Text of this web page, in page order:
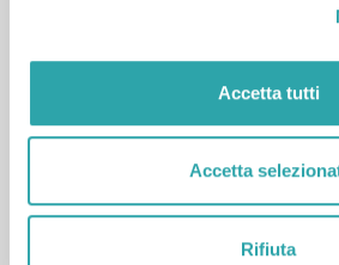
Accetta tutti
Accetta
Rifiuta
LATINO, ITALIANO, STORIA e
un'ampia formazione umanistica
campo delle SCIENZE UMANE, della
DELL'ARTE. Ho frequentato il
semplici lezioni di musica per
media. Sono una persona molto
con le più recenti tecnologie,